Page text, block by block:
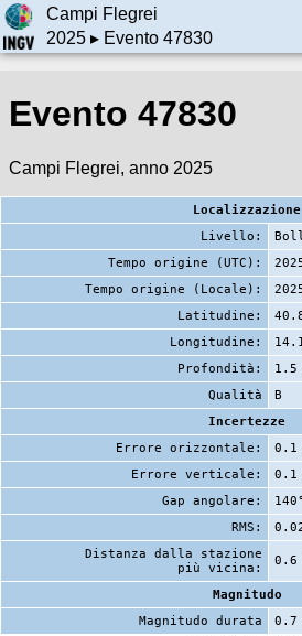
Campi Flegrei
2025▸ Evento 47830
Evento 47830
Campi Flegrei, anno 2025
Localizzazione
Livello:
Tempo origine (UTC):
Tempo origine (Locale):
Latitudine:
Longitudine:
Profondità:
1.5
Qualità
B
Incertezze
Errore orizzontale:
0.1
Errore verticale:
0.1
Gap angolare:
140°
RMS:
Distanza dalla stazione
più vicina:
0.6
Magnitudo
Magnitudo durata
0.7